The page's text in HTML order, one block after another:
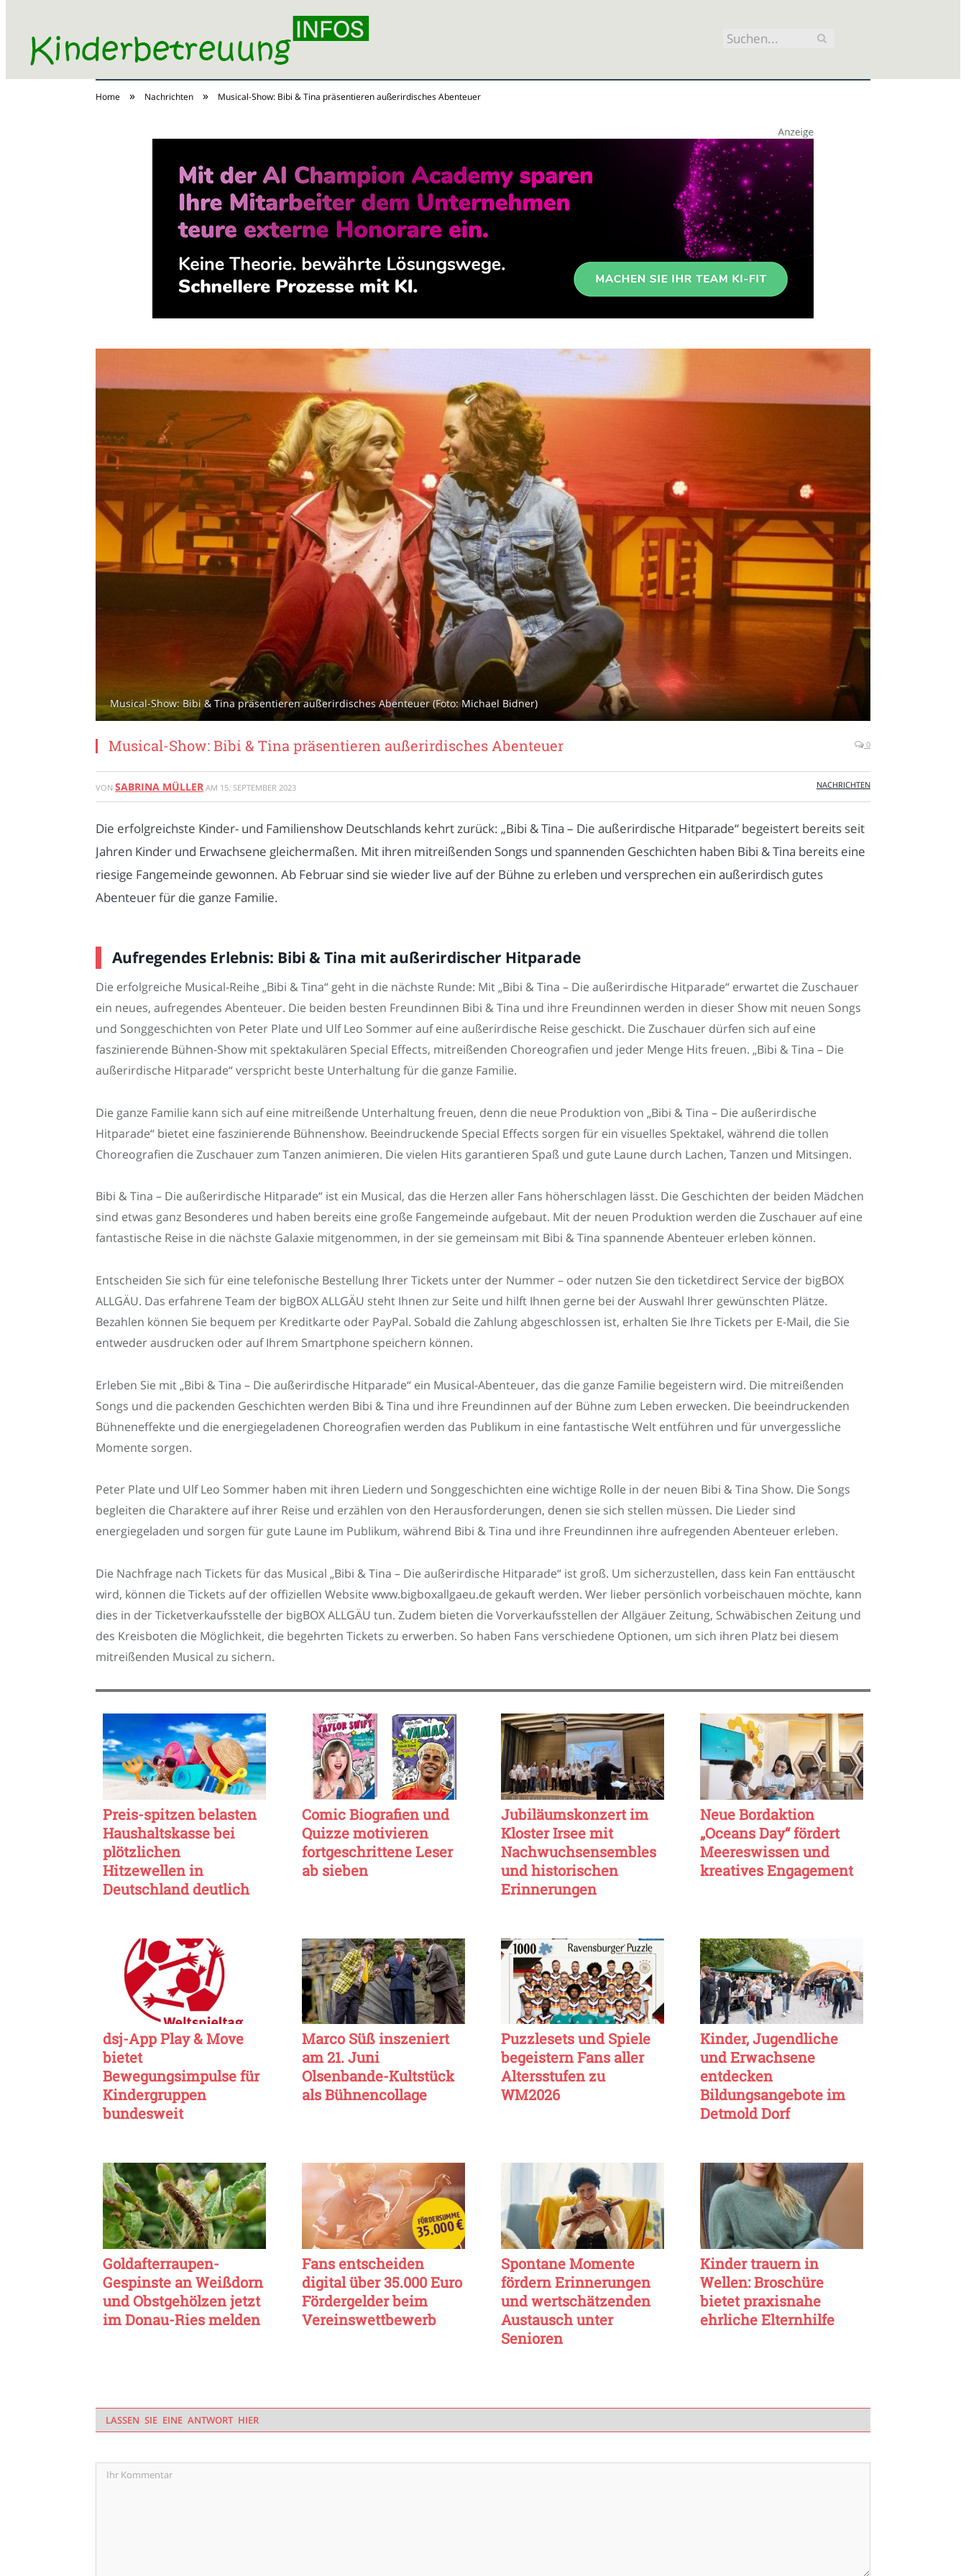
Home » Nachrichten » Musical-Show: Bibi & Tina präsentieren außerirdisches Abenteuer
Musical-Show: Bibi & Tina präsentieren außerirdisches Abenteuer (Foto: Michael Bidner)
Musical-Show: Bibi & Tina präsentieren außerirdisches Abenteuer 0
VON SABRINA MÜLLER AM 15. SEPTEMBER 2023 NACHRICHTEN
Die erfolgreichste Kinder- und Familienshow Deutschlands kehrt zurück: „Bibi & Tina – Die außerirdische Hitparade“ begeistert bereits seit
Jahren Kinder und Erwachsene gleichermaßen. Mit ihren mitreißenden Songs und spannenden Geschichten haben Bibi & Tina bereits eine
riesige Fangemeinde gewonnen. Ab Februar sind sie wieder live auf der Bühne zu erleben und versprechen ein außerirdisch gutes
Abenteuer für die ganze Familie.
Aufregendes Erlebnis: Bibi & Tina mit außerirdischer Hitparade
Die erfolgreiche Musical-Reihe „Bibi & Tina“ geht in die nächste Runde: Mit „Bibi & Tina – Die außerirdische Hitparade“ erwartet die Zuschauer
ein neues, aufregendes Abenteuer. Die beiden besten Freundinnen Bibi & Tina und ihre Freundinnen werden in dieser Show mit neuen Songs
und Songgeschichten von Peter Plate und Ulf Leo Sommer auf eine außerirdische Reise geschickt. Die Zuschauer dürfen sich auf eine
faszinierende Bühnen-Show mit spektakulären Special Effects, mitreißenden Choreografien und jeder Menge Hits freuen. „Bibi & Tina – Die
außerirdische Hitparade“ verspricht beste Unterhaltung für die ganze Familie.
Die ganze Familie kann sich auf eine mitreißende Unterhaltung freuen, denn die neue Produktion von „Bibi & Tina – Die außerirdische
Hitparade“ bietet eine faszinierende Bühnenshow. Beeindruckende Special Effects sorgen für ein visuelles Spektakel, während die tollen
Choreografien die Zuschauer zum Tanzen animieren. Die vielen Hits garantieren Spaß und gute Laune durch Lachen, Tanzen und Mitsingen.
Bibi & Tina – Die außerirdische Hitparade“ ist ein Musical, das die Herzen aller Fans höherschlagen lässt. Die Geschichten der beiden Mädchen
sind etwas ganz Besonderes und haben bereits eine große Fangemeinde aufgebaut. Mit der neuen Produktion werden die Zuschauer auf eine
fantastische Reise in die nächste Galaxie mitgenommen, in der sie gemeinsam mit Bibi & Tina spannende Abenteuer erleben können.
Entscheiden Sie sich für eine telefonische Bestellung Ihrer Tickets unter der Nummer – oder nutzen Sie den ticketdirect Service der bigBOX
ALLGÄU. Das erfahrene Team der bigBOX ALLGÄU steht Ihnen zur Seite und hilft Ihnen gerne bei der Auswahl Ihrer gewünschten Plätze.
Bezahlen können Sie bequem per Kreditkarte oder PayPal. Sobald die Zahlung abgeschlossen ist, erhalten Sie Ihre Tickets per E-Mail, die Sie
entweder ausdrucken oder auf Ihrem Smartphone speichern können.
Erleben Sie mit „Bibi & Tina – Die außerirdische Hitparade“ ein Musical-Abenteuer, das die ganze Familie begeistern wird. Die mitreißenden
Songs und die packenden Geschichten werden Bibi & Tina und ihre Freundinnen auf der Bühne zum Leben erwecken. Die beeindruckenden
Bühneneffekte und die energiegeladenen Choreografien werden das Publikum in eine fantastische Welt entführen und für unvergessliche
Momente sorgen.
Peter Plate und Ulf Leo Sommer haben mit ihren Liedern und Songgeschichten eine wichtige Rolle in der neuen Bibi & Tina Show. Die Songs
begleiten die Charaktere auf ihrer Reise und erzählen von den Herausforderungen, denen sie sich stellen müssen. Die Lieder sind
energiegeladen und sorgen für gute Laune im Publikum, während Bibi & Tina und ihre Freundinnen ihre aufregenden Abenteuer erleben.
Die Nachfrage nach Tickets für das Musical „Bibi & Tina – Die außerirdische Hitparade“ ist groß. Um sicherzustellen, dass kein Fan enttäuscht
wird, können die Tickets auf der offiziellen Website www.bigboxallgaeu.de gekauft werden. Wer lieber persönlich vorbeischauen möchte, kann
dies in der Ticketverkaufsstelle der bigBOX ALLGÄU tun. Zudem bieten die Vorverkaufsstellen der Allgäuer Zeitung, Schwäbischen Zeitung und
des Kreisboten die Möglichkeit, die begehrten Tickets zu erwerben. So haben Fans verschiedene Optionen, um sich ihren Platz bei diesem
mitreißenden Musical zu sichern.
Preis-spitzen belasten
Haushaltskasse bei
plötzlichen
Hitzewellen in
Deutschland deutlich
Comic Biografien und
Quizze motivieren
fortgeschrittene Leser
ab sieben
Jubiläumskonzert im
Kloster Irsee mit
Nachwuchsensembles
und historischen
Erinnerungen
Neue Bordaktion
„Oceans Day“ fördert
Meereswissen und
kreatives Engagement
dsj-App Play & Move
bietet
Bewegungsimpulse für
Kindergruppen
bundesweit
Marco Süß inszeniert
am 21. Juni
Olsenbande-Kultstück
als Bühnencollage
Puzzlesets und Spiele
begeistern Fans aller
Altersstufen zu
WM2026
Kinder, Jugendliche
und Erwachsene
entdecken
Bildungsangebote im
Detmold Dorf
Goldafterraupen-
Gespinste an Weißdorn
und Obstgehölzen jetzt
im Donau-Ries melden
Fans entscheiden
digital über 35.000 Euro
Fördergelder beim
Vereinswettbewerb
Spontane Momente
fördern Erinnerungen
und wertschätzenden
Austausch unter
Senioren
Kinder trauern in
Wellen: Broschüre
bietet praxisnahe
ehrliche Elternhilfe
LASSEN SIE EINE ANTWORT HIER